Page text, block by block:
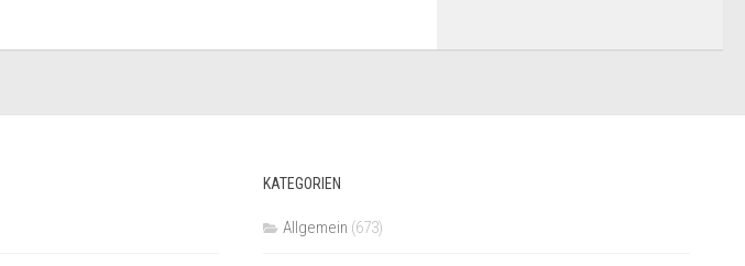
KATEGORIEN
Allgemein (673)